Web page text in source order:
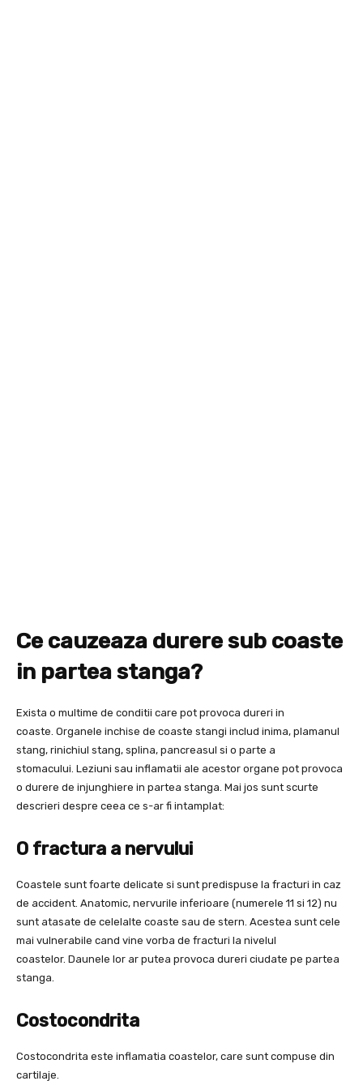
Ce cauzeaza durere sub coaste
in partea stanga?
Exista o multime de conditii care pot provoca dureri in
coaste. Organele inchise de coaste stangi includ inima, plamanul
stang, rinichiul stang, splina, pancreasul si o parte a
stomacului. Leziuni sau inflamatii ale acestor organe pot provoca
o durere de injunghiere in partea stanga. Mai jos sunt scurte
descrieri despre ceea ce s-ar fi intamplat:
O fractura a nervului
Coastele sunt foarte delicate si sunt predispuse la fracturi in caz
de accident. Anatomic, nervurile inferioare (numerele 11 si 12) nu
sunt atasate de celelalte coaste sau de stern. Acestea sunt cele
mai vulnerabile cand vine vorba de fracturi la nivelul
coastelor. Daunele lor ar putea provoca dureri ciudate pe partea
stanga.
Costocondrita
Costocondrita este inflamatia coastelor, care sunt compuse din
cartilaje.